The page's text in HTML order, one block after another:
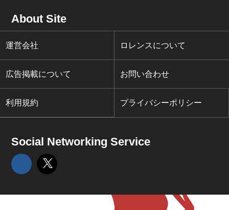
About Site
運営会社 ロレンスについて
広告掲載について お問い合わせ
利用規約 プライバシーポリシー
Social Networking Service